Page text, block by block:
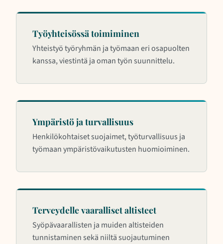
Työyhteisössä toimiminen
Yhteistyö työryhmän ja työmaan eri osapuolten
kanssa, viestintä ja oman työn suunnittelu.
Ympäristö ja turvallisuus
Henkilökohtaiset suojaimet, työturvallisuus ja
työmaan ympäristövaikutusten huomioiminen.
Terveydelle vaaralliset altisteet
Syöpävaarallisten ja muiden altisteiden
tunnistaminen sekä niiltä suojautuminen